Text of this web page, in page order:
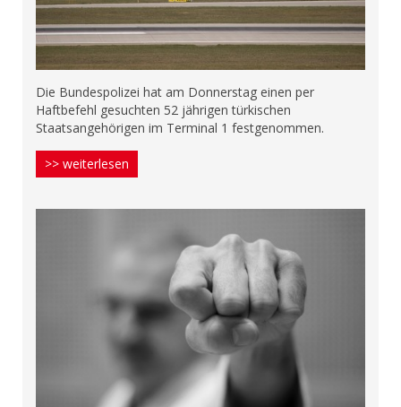
Die Bundespolizei hat am Donnerstag einen per
Haftbefehl gesuchten 52 jährigen türkischen
Staatsangehörigen im Terminal 1 festgenommen.
>> weiterlesen